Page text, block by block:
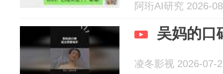
阿珩AI研究 2026-
吴妈的口
凌冬影视 2026-07-